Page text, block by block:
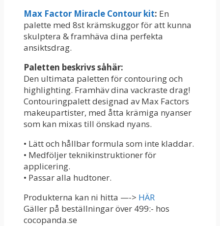
Max Factor Miracle Contour kit: En
palette med 8st krämskuggor för att kunna
skulptera & framhäva dina perfekta
ansiktsdrag.
Paletten beskrivs såhär:
Den ultimata paletten för contouring och
highlighting. Framhäv dina vackraste drag!
Contouringpalett designad av Max Factors
makeupartister, med åtta krämiga nyanser
som kan mixas till önskad nyans.
• Lätt och hållbar formula som inte kladdar.
• Medföljer teknikinstruktioner för
applicering.
• Passar alla hudtoner.
Produkterna kan ni hitta —-> HÄR
Gäller på beställningar över 499:- hos
cocopanda.se